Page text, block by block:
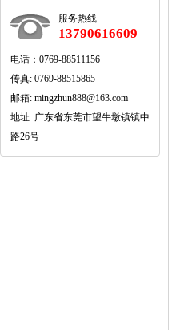
服务热线
13790616609
电话：0769-88511156
传真:0769-88515865
邮箱:mingzhun888@163.com
地址:广东省东莞市望牛墩镇镇中
路26号